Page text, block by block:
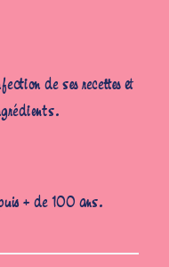
de ses recettes et
+ de 100 ans.